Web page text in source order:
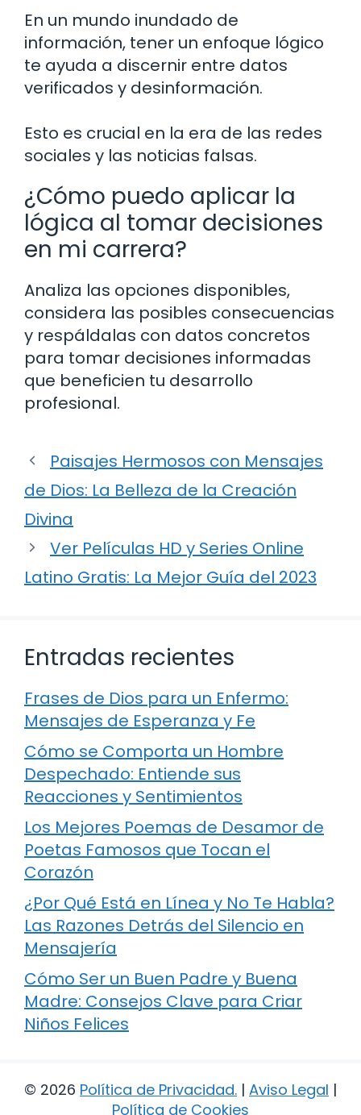
En un mundo inundado de
información, tener un enfoque lógico
te ayuda a discernir entre datos
verificados y desinformación.
Esto es crucial en la era de las redes
sociales y las noticias falsas.
¿Cómo puedo aplicar la
lógica al tomar decisiones
en mi carrera?
Analiza las opciones disponibles,
considera las posibles consecuencias
y respáldalas con datos concretos
para tomar decisiones informadas
que beneficien tu desarrollo
profesional.
Paisajes Hermosos con Mensajes
de Dios: La Belleza de la Creación
Divina
Ver Películas HD y Series Online
Latino Gratis: La Mejor Guía del 2023
Entradas recientes
Frases de Dios para un Enfermo:
Mensajes de Esperanza y Fe
Cómo se Comporta un Hombre
Despechado: Entiende sus
Reacciones y Sentimientos
Los Mejores Poemas de Desamor de
Poetas Famosos que Tocan el
Corazón
¿Por Qué Está en Línea y No Te Habla?
Las Razones Detrás del Silencio en
Mensajería
Cómo Ser un Buen Padre y Buena
Madre: Consejos Clave para Criar
Niños Felices
© 2026 Política de Privacidad. | Aviso Legal |
Política de Cookies